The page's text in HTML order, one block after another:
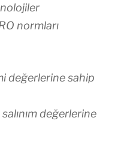
normları
değerlerine sahip
değerlerine